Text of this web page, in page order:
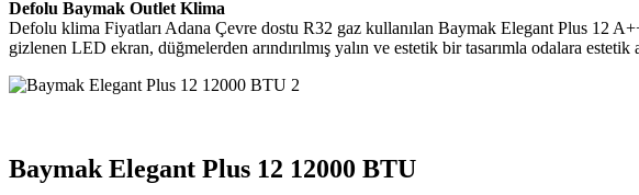
Defolu Baymak Outlet Klima
Defolu klima Fiyatları Adana Çevre dostu R32 gaz kullanılan Baymak Elegant Plus 12
gizlenen LED ekran, düğmelerden arındırılmış yalın ve estetik bir tasarımla odalara estetik
Baymak Elegant Plus 12 12000 BTU